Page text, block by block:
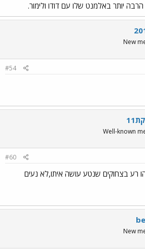
יותר באלמנט שלו עם דודו ולימור.
New
#54
Well-known
#60
רע בצחוקים שנטע עושה איתו,לא נעים
New